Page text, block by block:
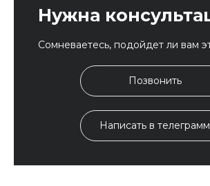
Нужна
Сомневаетесь, подойдет ли вам
Позвонить
Написать в телеграмм